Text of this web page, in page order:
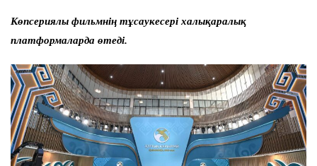
Көпсериялы фильмнің тұсаукесері халықаралық
платформаларда өтеді.